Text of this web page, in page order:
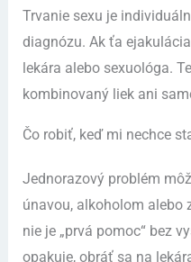
Trvanie sexu je
diagnózu. Ak ťa
lekára alebo sexuológa.
kombinovaný liek ani
Čo robiť, keď mi nechce
Jednorazový problém
únavou, alkoholom alebo
nie je „prvá pomoc“ bez
opakuje, obráť sa na